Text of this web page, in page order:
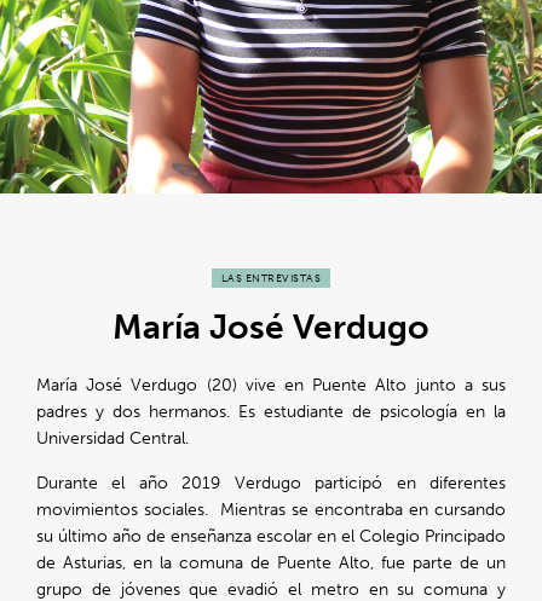
LAS ENTREVISTAS
María José Verdugo
María José Verdugo (20) vive en Puente Alto junto a sus
padres y dos hermanos. Es estudiante de psicología en la
Universidad Central.
Durante el año 2019 Verdugo participó en diferentes
movimientos sociales. Mientras se encontraba en cursando
su último año de enseñanza escolar en el Colegio Principado
de Asturias, en la comuna de Puente Alto, fue parte de un
grupo de jóvenes que evadió el metro en su comuna y